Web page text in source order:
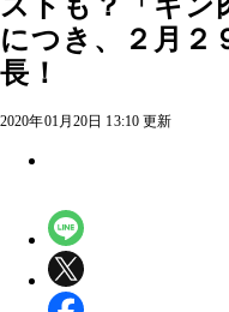
につき、２月２
長！
2020年01月20日 13:10 更新